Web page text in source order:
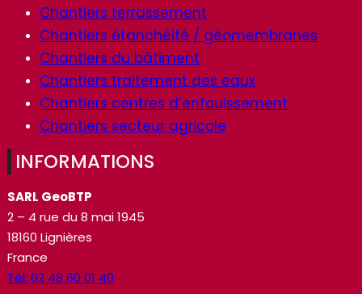
Chantiers terrassement
Chantiers étanchéité / géomembranes
Chantiers du bâtiment
Chantiers traitement des eaux
Chantiers centres d’enfouissement
Chantiers secteur agricole
INFORMATIONS
SARL GeoBTP
2 – 4 rue du 8 mai 1945
18160 Lignières
France
Tél: 02 48 60 01 40